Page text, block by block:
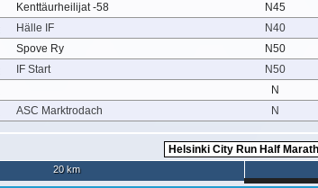
Kenttäurheilijat -58 N45
Hälle IF N40
Spove Ry N50
IF Start N50
N
ASC Marktrodach N
20 km